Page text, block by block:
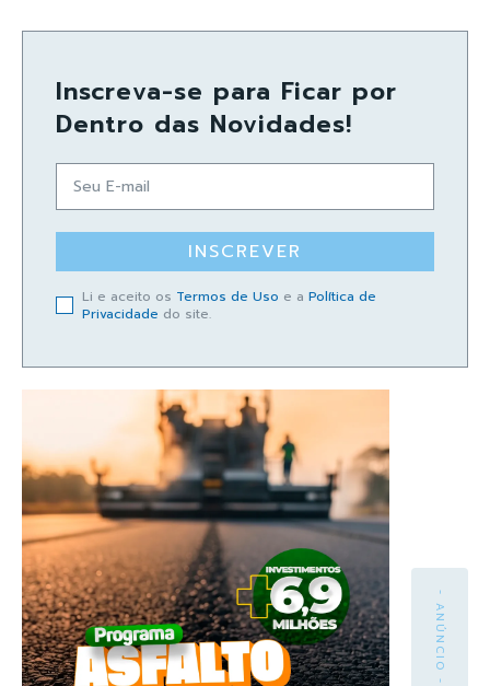
Inscreva-se para Ficar por
Dentro das Novidades!
INSCREVER
Li e aceito os Termos de Uso e a Política de
Privacidade do site.
- ANÚNCIO -